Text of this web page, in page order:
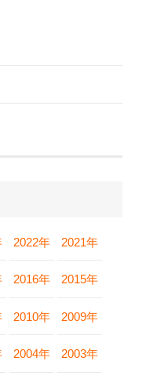
2022年 2021年
2016年 2015年
2010年 2009年
2004年 2003年